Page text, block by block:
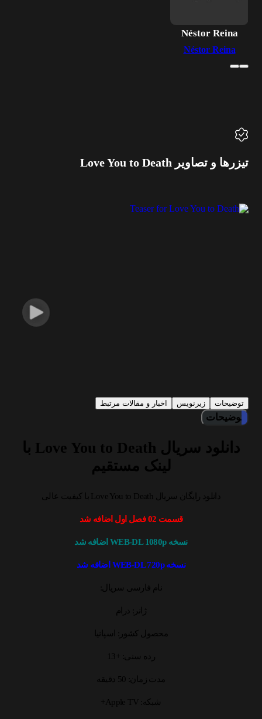
Néstor Reina
Néstor Reina
تیزرها و تصاویر Love You to Death
توضیحات زیرنویس اخبار و مقالات مرتبط
توضیحات
دانلود سریال Love You to Death با
لینک مستقیم
دانلود رایگان سریال Love You to Death با کیفیت عالی
قسمت 02 فصل اول اضافه شد
نسخه WEB-DL 1080p اضافه شد
نسخه WEB-DL 720p اضافه شد
نام فارسی سریال:
ژانر: درام
محصول کشور: اسپانیا
رده سنی: +13
مدت زمان: 50 دقیقه
شبکه: Apple TV+